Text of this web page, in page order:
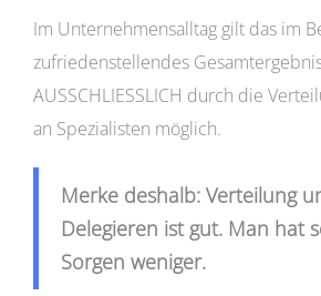
Im Unternehmensalltag gilt das im
zufriedenstellendes
AUSSCHLIESSLICH durch die
an Spezialisten möglich.
Merke deshalb: Verteilung
Delegieren ist gut. Man hat
Sorgen weniger.